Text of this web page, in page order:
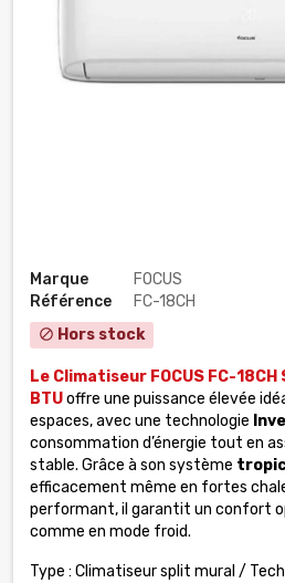
Marque
FOCUS
Référence
FC-18CH
block Hors stock
Le Climatiseur FOCUS FC-
BTUoffre une puissance élevée
espaces, avec une technologie
consommation d’énergie tout en
stable. Grâce à son système
efficacement même en fortes
performant, il garantit un confort
comme en mode froid.
Type : Climatiseur split mural /